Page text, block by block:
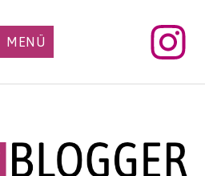
MENÜ